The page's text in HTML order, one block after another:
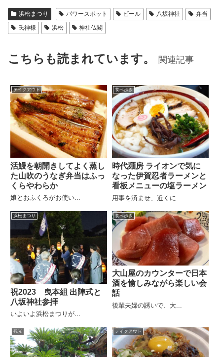
浜松まつり パワースポット ビール 八坂神社
弁当
氏神様
浜松 神社仏閣
こちらも読まれています。 関連記事
テイクアウト
活鰻を朝開きしてよく蒸し
た山吹のうなぎ弁当はふっ
くらやわらか
娘とおふくろがお使い...
食べ歩き
時代麺房 ライオンで気に
なった伊賀忍者ラーメンと
看板メニューの塩ラーメン
用事を済ませ、近くに...
浜松まつり
祝2023 曳本組 出陣式と
八坂神社参拝
いよいよ浜松まつりが...
食べ歩き
大山屋のカウンターで日本
酒を愉しみながら楽しい会
話
後輩夫婦の誘いで、大...
観光 テイクアウト